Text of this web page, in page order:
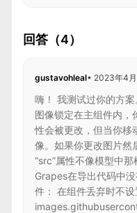
回答（4）
gustavohleal• 2023年4
嗨！ 我测试过你的方
图像锁定在主组件内，
性会被更改，但当你移
像。如果你更改图片然
“src”属性不像模型中
Grapes在导出代码中
件： 在组件丢弃时不